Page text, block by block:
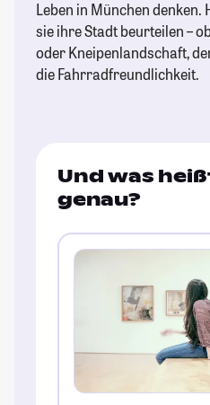
Leben in München denken.
sie ihre Stadt beurteilen –
oder Kneipenlandschaft,
die Fahrradfreundlichkeit.
Und was
genau?